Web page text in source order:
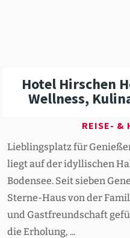
Hotel Hirschen
Wellness,
REISE- &
Lieblingsplatz für
liegt auf der idyllischen
Bodensee. Seit sieben
Sterne-Haus von der
und Gastfreundschaft
die Erholung, ...